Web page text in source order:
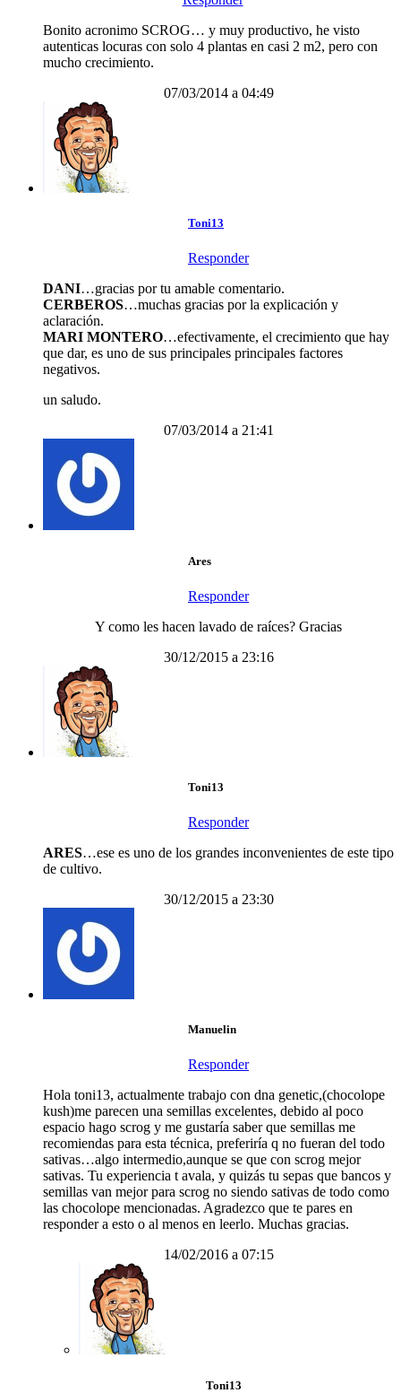
Bonito acronimo SCROG… y muy productivo, he visto
autenticas locuras con solo 4 plantas en casi 2 m2, pero con
mucho crecimiento.
07/03/2014 a 04:49
Toni13
Responder
DANI…gracias por tu amable comentario.
CERBEROS…muchas gracias por la explicación y
aclaración.
MARI MONTERO…efectivamente, el crecimiento que hay
que dar, es uno de sus principales principales factores
negativos.
un saludo.
07/03/2014 a 21:41
Ares
Responder
Y como les hacen lavado de raíces? Gracias
30/12/2015 a 23:16
Toni13
Responder
ARES…ese es uno de los grandes inconvenientes de este tipo
de cultivo.
30/12/2015 a 23:30
Manuelin
Responder
Hola toni13, actualmente trabajo con dna genetic,(chocolope
kush)me parecen una semillas excelentes, debido al poco
espacio hago scrog y me gustaría saber que semillas me
recomiendas para esta técnica, preferiría q no fueran del todo
sativas…algo intermedio,aunque se que con scrog mejor
sativas. Tu experiencia t avala, y quizás tu sepas que bancos y
semillas van mejor para scrog no siendo sativas de todo como
las chocolope mencionadas. Agradezco que te pares en
responder a esto o al menos en leerlo. Muchas gracias.
14/02/2016 a 07:15
Toni13